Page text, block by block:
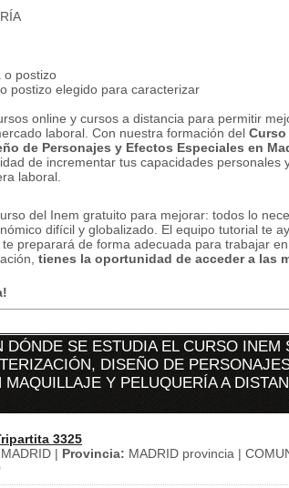
o postizo
postizo elegido para caracterizar
online y cursos a distancia para permitir
laboral. Con nuestra formación del Curso
de Personajes y Efectos Especiales en
de incrementar tus capacidades personales
laboral.
del Inem gratuito para mejorar: todos lo
difícil y globalizado. El equipo tutorial te
preparará de forma adecuada para trabajar
tienes la oportunidad de acceder a las
SE ESTUDIA EL CURSO INEM
DISEÑO DE
Y PELUQUERÍA A
3325
MADRID | Provincia: MADRID provincia |